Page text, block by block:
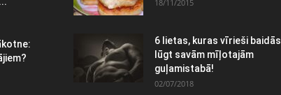
18/11/2015
6 lietas, kuras vīrieši baidās
lūgt savām mīļotajām
guļamistabā!
02/07/2018